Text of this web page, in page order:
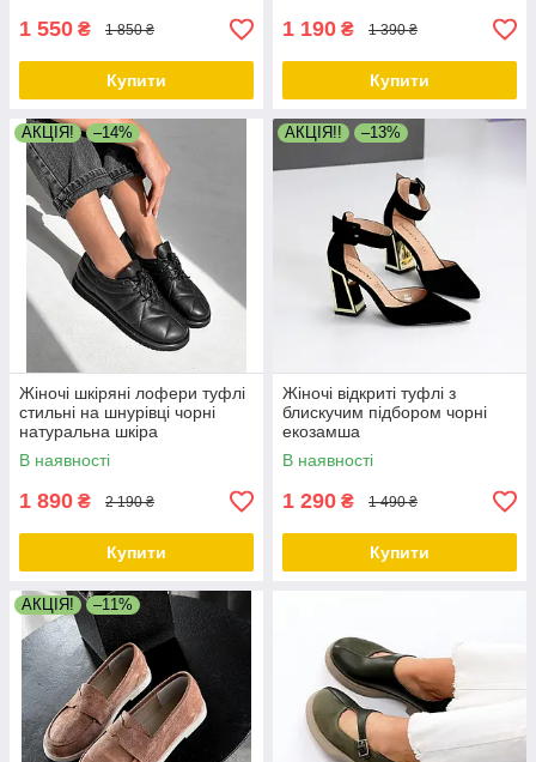
1 550 ₴ 1 850 ₴
Купити
1 190 ₴ 1 390 ₴
Купити
АКЦІЯ! –14%
Жіночі шкіряні лофери туфлі
стильні на шнурівці чорні
натуральна шкіра
В наявності
1 890 ₴ 2 190 ₴
Купити
АКЦІЯ!! –13%
Жіночі відкриті туфлі з
блискучим підбором чорні
екозамша
В наявності
1 290 ₴ 1 490 ₴
Купити
АКЦІЯ! –11%